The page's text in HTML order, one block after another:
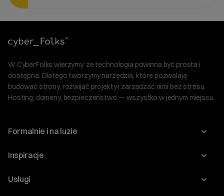
W CyberFolks wierzymy, że technologia powinna być prosta i
dostępna. Dlatego tworzymy narzędzia, które pozwalają
budować strony, rozwijać projekty i zarządzać nimi bez stresu.
Hosting, domeny, bezpieczeństwo — wszystko w jednym miejscu.
Formalnie i na luzie
O nas
Program Korzyści dla Inwestorów
Inspiracje
Blog
Usługi